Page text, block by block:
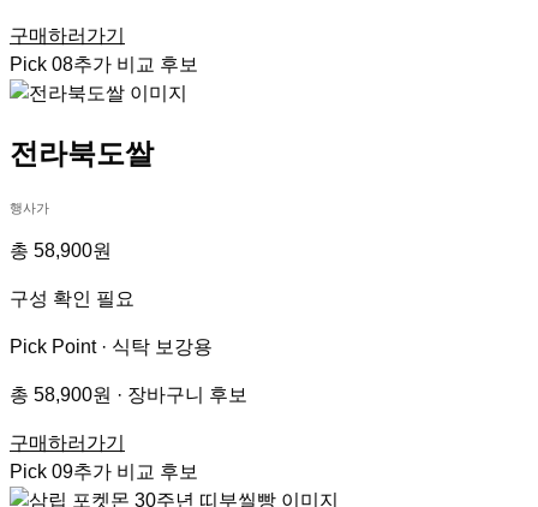
구매하러가기
Pick 08추가 비교 후보
전라북도쌀
행사가
총 58,900원
구성 확인 필요
Pick Point · 식탁 보강용
총 58,900원 · 장바구니 후보
구매하러가기
Pick 09추가 비교 후보